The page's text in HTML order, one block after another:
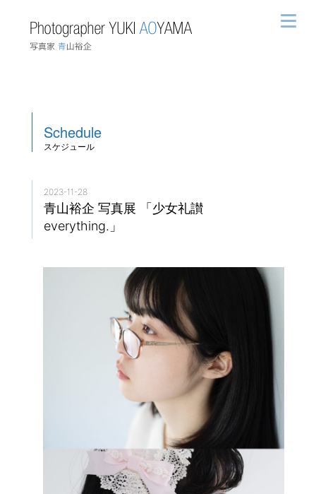
Schedule
スケジュール
2023-11-28
青山裕企 写真展 「少女礼讃
everything.」